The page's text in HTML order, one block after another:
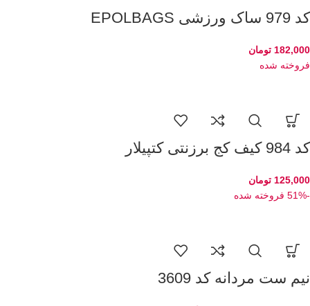
کد 979 ساک ورزشی EPOLBAGS
182,000 تومان
فروخته شده
کد 984 کیف کج برزنتی کتپیلار
125,000 تومان
-51%
فروخته شده
نیم ست مردانه کد 3609